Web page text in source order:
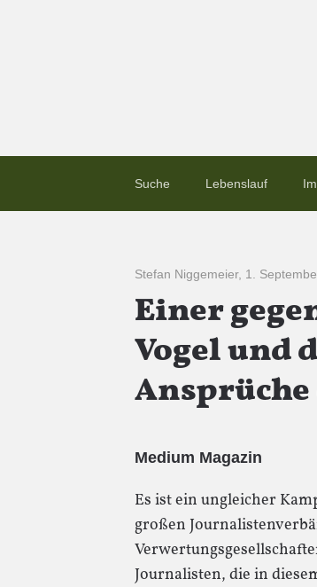
Suche Lebenslauf
Stefan Niggemeier, 1.
Einer
Vogel und
Ansprüche
Medium Magazin
Es ist ein ungleicher
großen
Journalisten, die in